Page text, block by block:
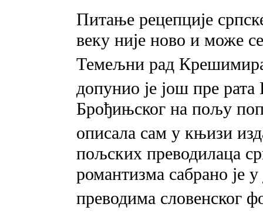
Питање рецепције
веку није ново и може
Темељни рад Крешимира
допунио је још пре
Брођињског на пољу
описала сам у књизи
пољских преводилаца
романтизма сабрано је
преводима словенског